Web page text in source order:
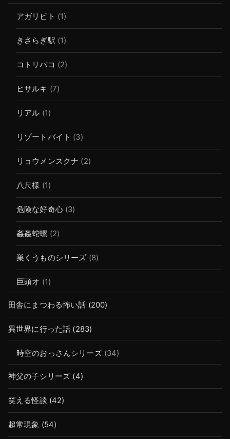
アガリビト (1)
きさらぎ駅 (1)
コトリバコ (2)
ヒサルキ (7)
リアル (1)
リゾートバイト (3)
リョウメンスクナ (2)
八尺様 (1)
危険な好奇心(3)
姦姦蛇螺 (2)
巣くうものシリーズ (8)
巨頭オ (1)
田舎にまつわる怖い話 (200)
異世界に行った話 (283)
時空のおっさんシリーズ(34)
神父の子シリーズ (4)
笑える怪談 (42)
超常現象 (54)